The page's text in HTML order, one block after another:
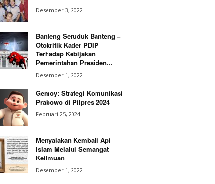
Desember 3, 2022
Banteng Seruduk Banteng –
Otokritik Kader PDIP
Terhadap Kebijakan
Pemerintahan Presiden...
Desember 1, 2022
Gemoy: Strategi Komunikasi
Prabowo di Pilpres 2024
Februari 25, 2024
Menyalakan Kembali Api
Islam Melalui Semangat
Keilmuan
Desember 1, 2022